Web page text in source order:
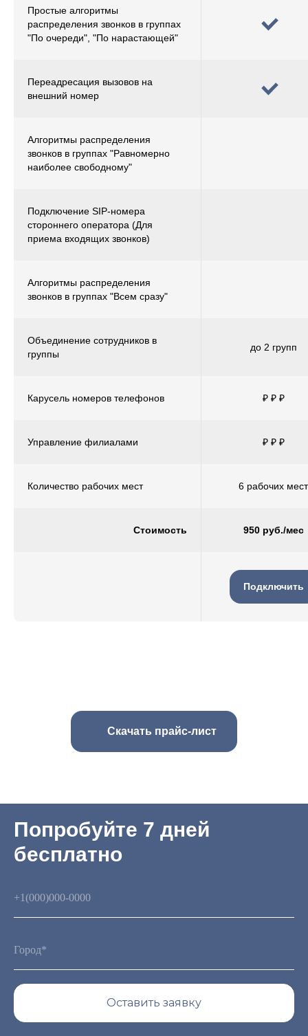
Простые алгоритмы
распределения звонков в группах
"По очереди", "По нарастающей"
Переадресация вызовов на
внешний номер
Алгоритмы распределения
звонков в группах "Равномерно
наиболее свободному"
Подключение SIP-номера
стороннего оператора (Для
приема входящих звонков)
Алгоритмы распределения
звонков в группах "Всем сразу"
Объединение сотрудников в
группы
до 2 групп
Карусель номеров телефонов ₽ ₽ ₽
Управление филиалами ₽ ₽ ₽
Количество рабочих мест 6 рабочих мест
Стоимость 950 руб./мес
Подключить
Скачать прайс-лист
Попробуйте 7 дней
бесплатно
Оставить заявку